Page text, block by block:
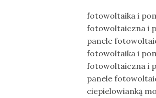
fotowoltaika i
fotowoltaiczna i
panele
fotowoltaika i
fotowoltaiczna i
panele
ciepielowianką